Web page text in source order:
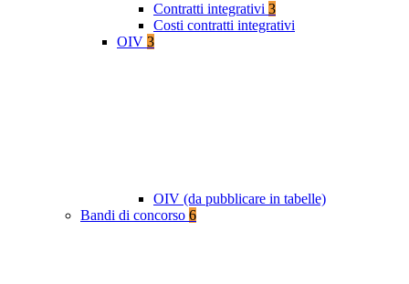
Contratti integrativi 3
Costi contratti integrativi
OIV 3
OIV (da pubblicare in tabelle)
Bandi di concorso 6